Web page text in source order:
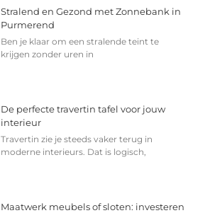
Stralend en Gezond met Zonnebank in
Purmerend
Ben je klaar om een stralende teint te
krijgen zonder uren in
De perfecte travertin tafel voor jouw
interieur
Travertin zie je steeds vaker terug in
moderne interieurs. Dat is logisch,
Maatwerk meubels of sloten: investeren